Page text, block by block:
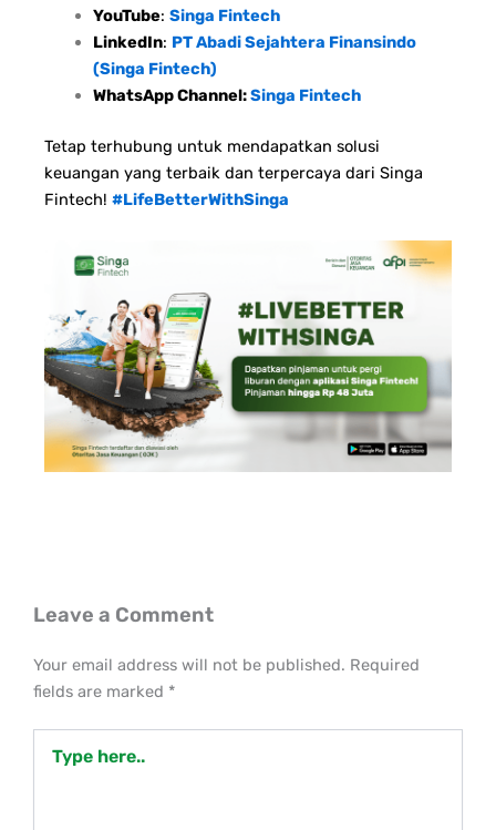
YouTube: Singa Fintech
LinkedIn: PT Abadi Sejahtera Finansindo
(Singa Fintech)
WhatsApp Channel:Singa Fintech
Tetap terhubung untuk mendapatkan solusi
keuangan yang terbaik dan terpercaya dari Singa
Fintech! #LifeBetterWithSinga
Leave a Comment
Your email address will not be published. Required
fields are marked *
here..